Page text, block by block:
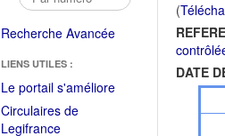
Recherche Avancée
LIENS UTILES :
Le portail s'améliore(Fichier
Circulaires de
Legifrance(Ouvrir
(
DATE